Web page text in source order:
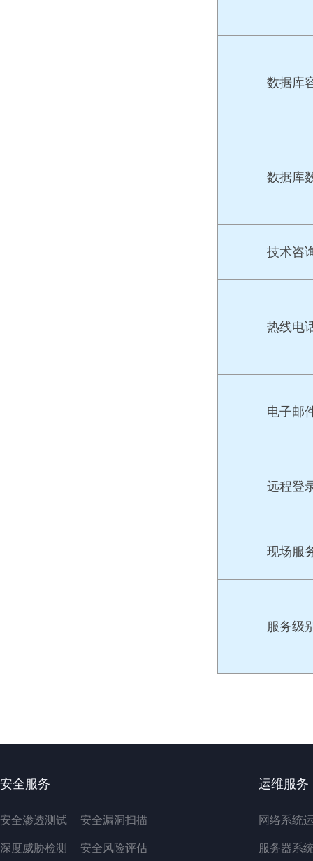
数据库
数据库
技术咨
热线电
电子邮
远程登
现场服
服务级
安全服务
安全渗透测试 安全漏洞扫描
深度威胁检测 安全风险评估
运维服务
网络系统
服务器系